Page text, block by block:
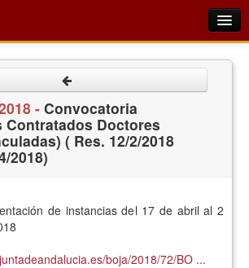
-Convocatoria
Contratados Doctores
( Res. 12/2/2018
2018)
de instancias del 17 de abril al 2
boja/2018/72/BO ...